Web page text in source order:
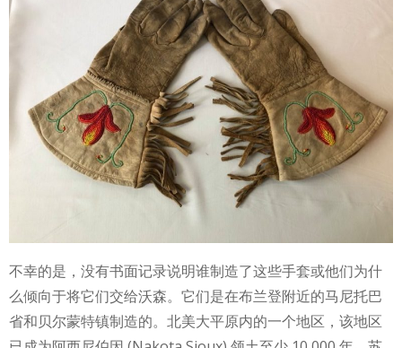
不幸的是，没有书面记录说明谁制造了这些手套或他们为什
么倾向于将它们交给沃森。它们是在布兰登附近的马尼托巴
省和贝尔蒙特镇制造的。北美大平原内的一个地区，该地区